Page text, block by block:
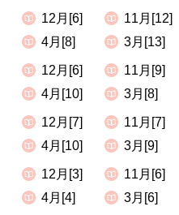
12月[6] 11月[12]
4月[8]
3月[13]
12月[6] 11月[9]
4月[10]
3月[8]
12月[7] 11月[7]
4月[10]
3月[9]
12月[3] 11月[6]
4月[4]
3月[6]